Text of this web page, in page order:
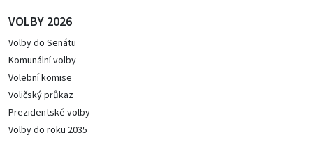
VOLBY 2026
Volby do Senátu
Komunální volby
Volební komise
Voličský průkaz
Prezidentské volby
Volby do roku 2035